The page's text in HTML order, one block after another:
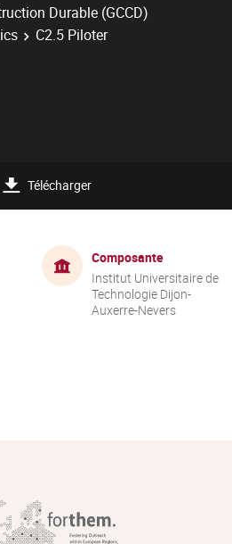
Durable (GCCD)
C2.5 Piloter
Télécharger
Composante
Institut Universitaire de
Technologie Dijon-
Auxerre-Nevers